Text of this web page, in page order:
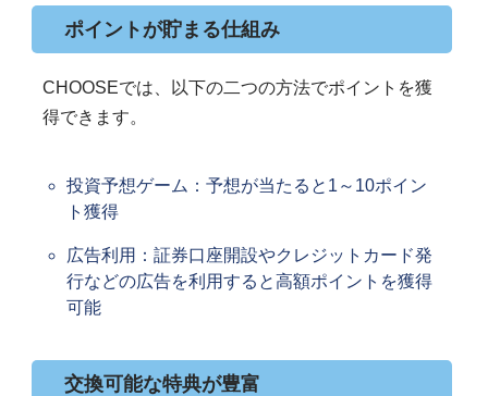
ポイントが貯まる仕組み
CHOOSEでは、以下の二つの方法でポイントを獲
得できます。
投資予想ゲーム：予想が当たると1～10ポイン
ト獲得
広告利用：証券口座開設やクレジットカード発
行などの広告を利用すると高額ポイントを獲得
可能
交換可能な特典が豊富